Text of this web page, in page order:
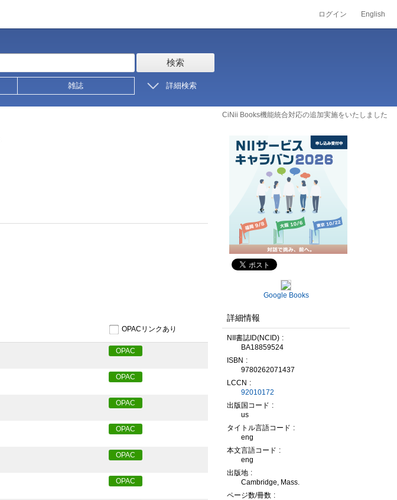
ログイン English
検索
雑誌 詳細検索
CiNii Books機能統合対応の追加実施をいたしました
OPACリンクあり
OPAC
OPAC
OPAC
OPAC
OPAC
OPAC
Google Books
詳細情報
NII書誌ID(NCID)
BA18859524
ISBN
9780262071437
LCCN
92010172
出版国コード
us
タイトル言語コード
eng
本文言語コード
eng
出版地
Cambridge, Mass.
ページ数/冊数